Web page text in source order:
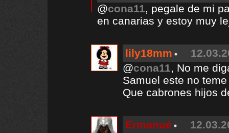
@cona11, pegale de mi
en canarias y estoy muy
lily18mm
@cona11, No me
Samuel este no
Que cabrones hijos
Ermanué